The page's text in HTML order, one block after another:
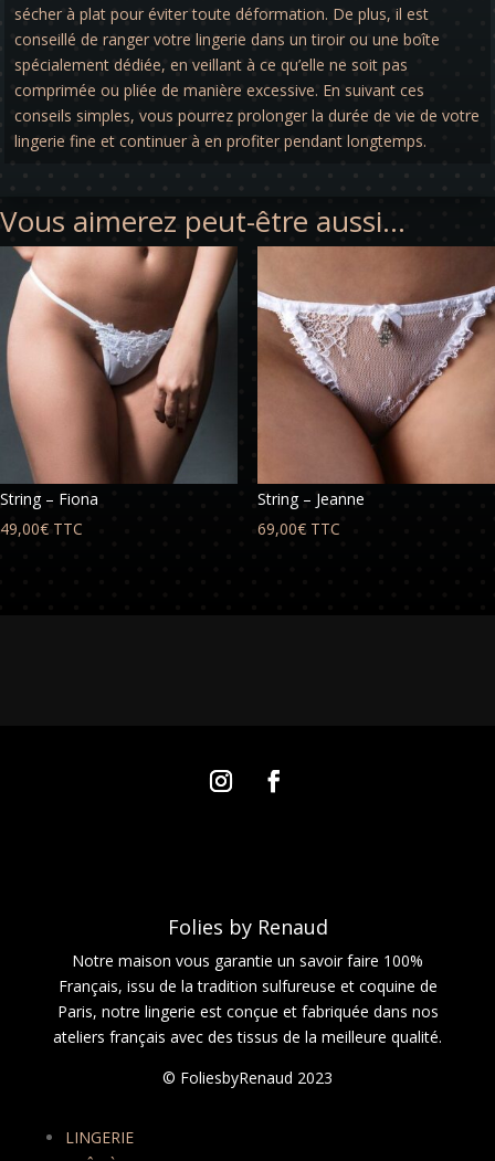
sécher à plat pour éviter toute déformation. De plus, il est
conseillé de ranger votre lingerie dans un tiroir ou une boîte
spécialement dédiée, en veillant à ce qu’elle ne soit pas
comprimée ou pliée de manière excessive. En suivant ces
conseils simples, vous pourrez prolonger la durée de vie de votre
lingerie fine et continuer à en profiter pendant longtemps.
Vous aimerez peut-être aussi…
String – Fiona
49,00€ TTC
String – Jeanne
69,00€ TTC
Folies by Renaud
Notre maison vous garantie un savoir faire 100%
Français, issu de la tradition sulfureuse et coquine de
Paris, notre lingerie est conçue et fabriquée dans nos
ateliers français avec des tissus de la meilleure qualité.
© FoliesbyRenaud 2023
LINGERIE